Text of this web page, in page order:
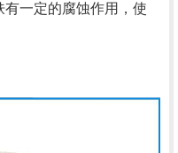
一定的腐蚀作用，使